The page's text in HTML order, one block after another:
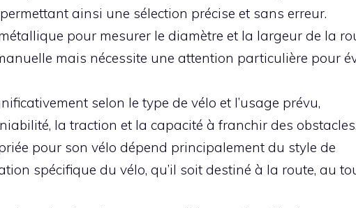
ainsi une sélection précise et sans erreur.
pour mesurer le diamètre et la largeur de la
mais nécessite une attention particulière pour
selon le type de vélo et l’usage prévu,
la traction et la capacité à franchir des obstacles.
pour son vélo dépend principalement du style de
spécifique du vélo, qu’il soit destiné à la route, au